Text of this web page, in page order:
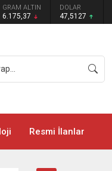
GRAM ALTIN
6.175,37
DOLAR
47,5127
Resmi İlanlar